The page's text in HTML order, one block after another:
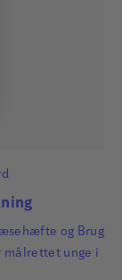
og Brug
målrettet unge i